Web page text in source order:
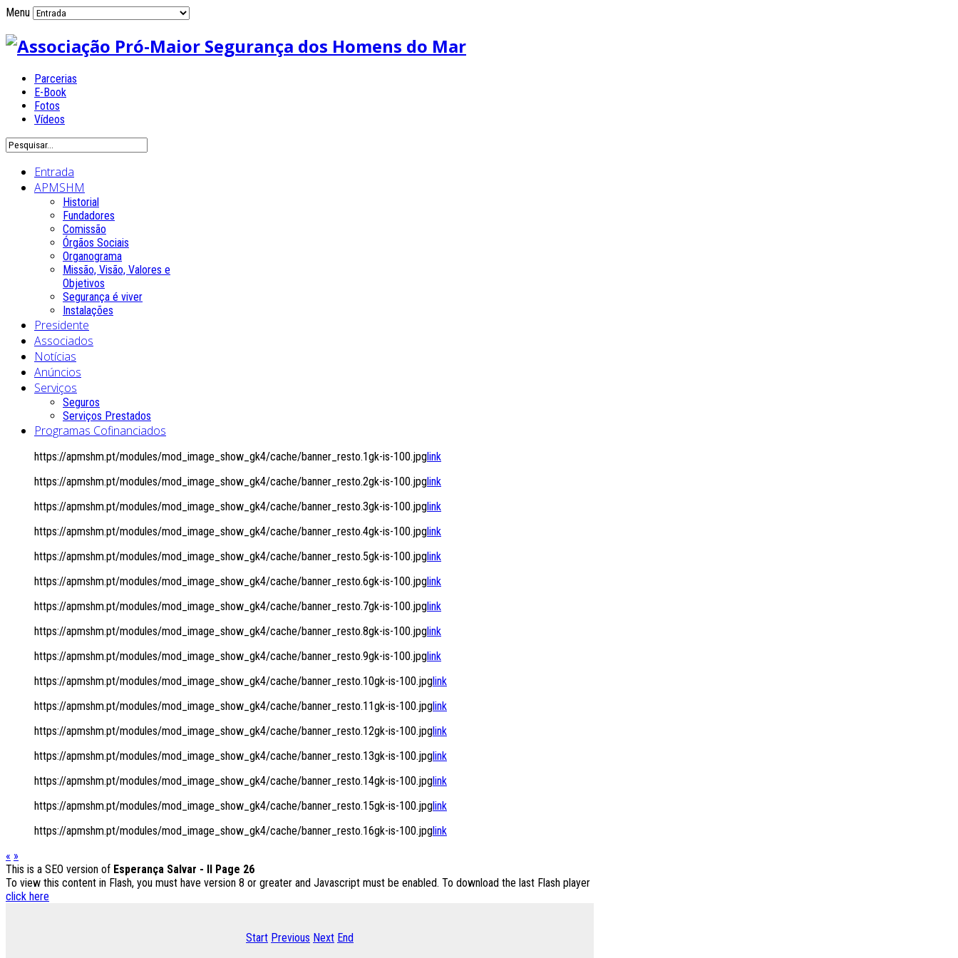
Menu
Parcerias
E-Book
Fotos
Vídeos
Entrada
APMSHM
Historial
Fundadores
Comissão
Órgãos Sociais
Organograma
Missão, Visão, Valores e
Objetivos
Segurança é viver
Instalações
Presidente
Associados
Notícias
Anúncios
Serviços
Seguros
Serviços Prestados
Programas Cofinanciados
https://apmshm.pt/modules/mod_image_show_gk4/cache/banner_resto.1gk-is-100.jpglink
https://apmshm.pt/modules/mod_image_show_gk4/cache/banner_resto.2gk-is-100.jpglink
https://apmshm.pt/modules/mod_image_show_gk4/cache/banner_resto.3gk-is-100.jpglink
https://apmshm.pt/modules/mod_image_show_gk4/cache/banner_resto.4gk-is-100.jpglink
https://apmshm.pt/modules/mod_image_show_gk4/cache/banner_resto.5gk-is-100.jpglink
https://apmshm.pt/modules/mod_image_show_gk4/cache/banner_resto.6gk-is-100.jpglink
https://apmshm.pt/modules/mod_image_show_gk4/cache/banner_resto.7gk-is-100.jpglink
https://apmshm.pt/modules/mod_image_show_gk4/cache/banner_resto.8gk-is-100.jpglink
https://apmshm.pt/modules/mod_image_show_gk4/cache/banner_resto.9gk-is-100.jpglink
https://apmshm.pt/modules/mod_image_show_gk4/cache/banner_resto.10gk-is-100.jpglink
https://apmshm.pt/modules/mod_image_show_gk4/cache/banner_resto.11gk-is-100.jpglink
https://apmshm.pt/modules/mod_image_show_gk4/cache/banner_resto.12gk-is-100.jpglink
https://apmshm.pt/modules/mod_image_show_gk4/cache/banner_resto.13gk-is-100.jpglink
https://apmshm.pt/modules/mod_image_show_gk4/cache/banner_resto.14gk-is-100.jpglink
https://apmshm.pt/modules/mod_image_show_gk4/cache/banner_resto.15gk-is-100.jpglink
https://apmshm.pt/modules/mod_image_show_gk4/cache/banner_resto.16gk-is-100.jpglink
« »
This is a SEO version of Esperança Salvar - II Page 26
To view this content in Flash, you must have version 8 or greater and Javascript must be enabled. To download the last Flash player
click here
Start Previous Next End